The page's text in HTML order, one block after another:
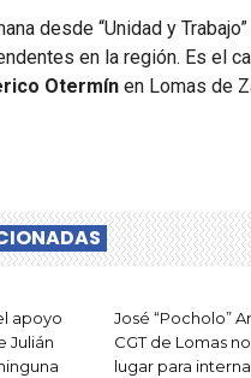
desde “Unidad y
en la región. Es el
Otermín en Lomas de
apoyo
Julián
José “Pocholo”
CGT de Lomas
lugar para